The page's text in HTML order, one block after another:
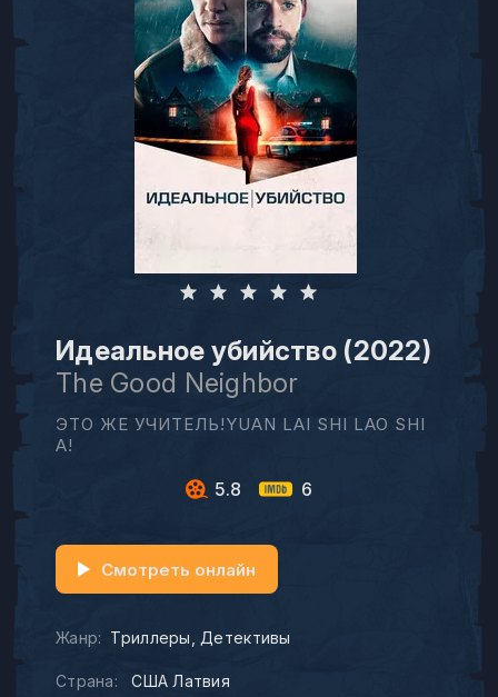
Идеальное убийство (2022)
The Good Neighbor
ЭТО ЖЕ УЧИТЕЛЬ!YUAN LAI SHI LAO SHI
A!
5.8 6
Жанр: Триллеры Детективы
Страна: США Латвия
Смотреть онлайн